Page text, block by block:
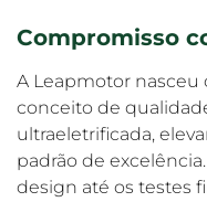
Compromisso
A Leapmotor
conceito de
ultraeletrificada,
padrão de
design até os testes